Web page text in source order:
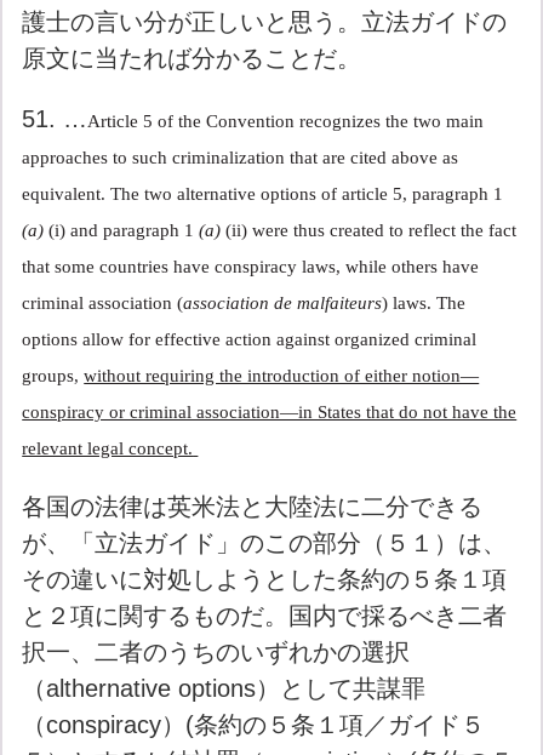
護士の言い分が正しいと思う。立法ガイドの
原文に当たれば分かることだ。
51. …Article 5 of the Convention recognizes the two main
approaches to such criminalization that are cited above as
equivalent. The two alternative options of article 5, paragraph 1
(a)(i) and paragraph 1(a)(ii) were thus created to reflect the fact
that some countries have conspiracy laws, while others have
criminal association (association de malfaiteurs) laws. The
options allow for effective action against organized criminal
groups,without requiring the introduction of either notion—
conspiracy or criminal association—in States that do not have the
relevant legal concept.
各国の法律は英米法と大陸法に二分できる
が、「立法ガイド」のこの部分（５１）は、
その違いに対処しようとした条約の５条１項
と２項に関するものだ。国内で採るべき二者
択一、二者のうちのいずれかの選択
（althernative options）として共謀罪
（conspiracy）(条約の５条１項／ガイド５